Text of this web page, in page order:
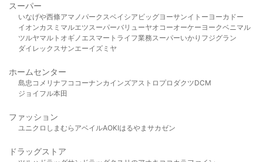
スーパー
いなげや西條アマノパークスベイシア ビッグヨーサンイトーヨーカドー
イオンカスミ マルエツスーパーバリューヤオコーオーケー ヨークベニマル
ツルヤマルト オギノ エスマート ライフ業務スーパーいかり フジグラン
ダイレックスサンエーイズミヤ
ホームセンター
島忠 コメリ ナフコ コーナンカインズアストロプロダクツDCM
ジョイフル本田
ファッション
ユニクロ しまむら アベイルAOKIはるやま サカゼン
ドラッグストア